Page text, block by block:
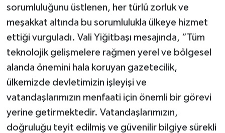
sorumluluğunu üstlenen, her türlü zorluk ve
meşakkat altında bu sorumlulukla ülkeye hizmet
ettiği vurguladı. Vali Yiğitbaşı mesajında, “Tüm
teknolojik gelişmelere rağmen yerel ve bölgesel
alanda önemini hala koruyan gazetecilik,
ülkemizde devletimizin işleyişi ve
vatandaşlarımızın menfaati için önemli bir görevi
yerine getirmektedir. Vatandaşlarımızın,
doğruluğu teyit edilmiş ve güvenilir bilgiye sürekli